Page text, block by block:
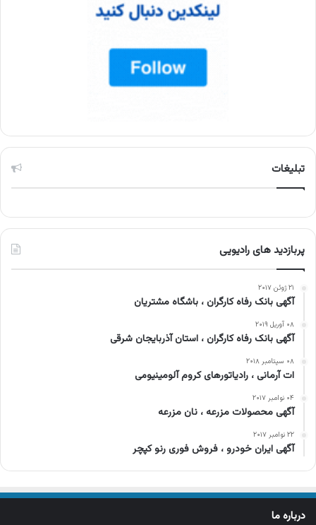
تبلیغات
پربازدید های رادیویی
۲۱ ژوئن ۲۰۱۷
آگهی بانک رفاه کارگران ، باشگاه مشتریان
۰۸ آوریل ۲۰۱۹
آگهی بانک رفاه کارگران ، استان آذربایجان شرقی
۰۸ سپتامبر ۲۰۱۸
ات آرمانی ، رادیاتورهای کروم آلومینیومی
۰۴ نوامبر ۲۰۱۷
آگهی محصولات مزرعه ، نان مزرعه
۲۲ نوامبر ۲۰۱۷
آگهی ایران خودرو ، فروش فوری رنو کپچر
درباره ما